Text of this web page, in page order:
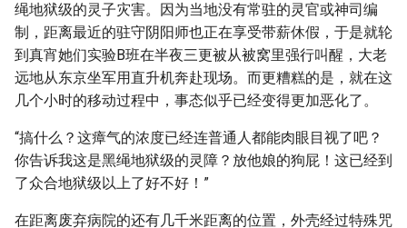
绳地狱级的灵子灾害。因为当地没有常驻的灵官或神司编
制，距离最近的驻守阴阳师也正在享受带薪休假，于是就轮
到真宵她们实验B班在半夜三更被从被窝里强行叫醒，大老
远地从东京坐军用直升机奔赴现场。而更糟糕的是，就在这
几个小时的移动过程中，事态似乎已经变得更加恶化了。
“搞什么？这瘴气的浓度已经连普通人都能肉眼目视了吧？
你告诉我这是黑绳地狱级的灵障？放他娘的狗屁！这已经到
了众合地狱级以上了好不好！”
在距离废弃病院的还有几千米距离的位置，外壳经过特殊咒